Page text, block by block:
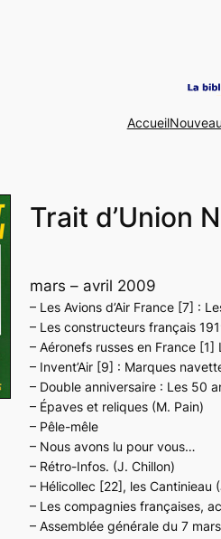
Accueil
Trait d’Union
mars – avril 2009
– Les Avions d’Air France [7] :
– Les constructeurs français
– Aéronefs russes en France [1]
– Invent’Air [9] : Marques
– Double anniversaire : Les 50
– Épaves et reliques (M. Pain)
– Pêle-mêle
– Nous avons lu pour vous…
– Rétro-Infos. (J. Chillon)
– Hélicollec [22], les Cantinieau
– Les compagnies françaises,
– Assemblée générale du 7